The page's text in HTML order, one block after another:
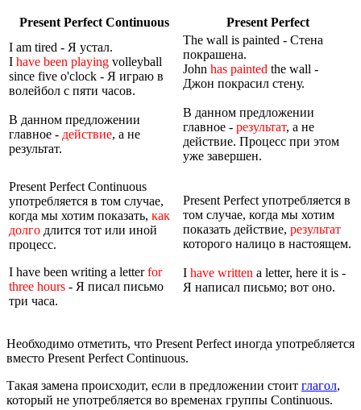
Present Perfect Continuous
Present Perfect
I am tired - Я устал.
I have been playing volleyball
since five o'clock - Я играю в
волейбол с пяти часов.
В данном предложении
главное - действие, а не
результат.
The wall is painted - Стена
покрашена.
John has painted the wall -
Джон покрасил стену.
В данном предложении
главное - результат, а не
действие. Процесс при этом
уже завершен.
Present Perfect Continuous
употребляется в том случае,
когда мы хотим показать, как
долго длится тот или иной
процесс.
I have been writing a letterfor
three hours - Я писал письмо
три часа.
Present Perfect употребляется в
том случае, когда мы хотим
показать действие, результат
которого налицо в настоящем.
I have written a letter, here it is -
Я написал письмо; вот оно.
Необходимо отметить, что Present Perfect иногда употребляется
вместо Present Perfect Continuous.
Такая замена происходит, если в предложении стоит глагол,
который не употребляется во временах группы Continuous.